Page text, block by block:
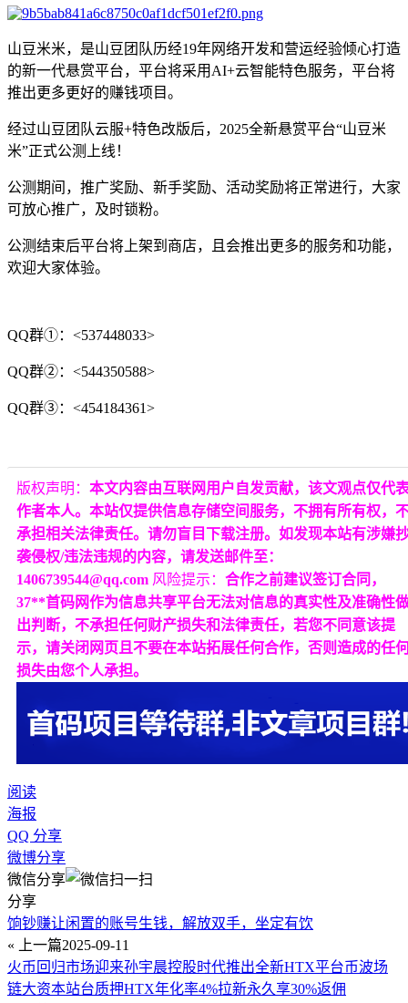
山豆米米，是山豆团队历经19年网络开发和营运经验倾心打造
的新一代悬赏平台，平台将采用AI+云智能特色服务，平台将
推出更多更好的赚钱项目。
经过山豆团队云服+特色改版后，2025全新悬赏平台“山豆米
米”正式公测上线！
公测期间，推广奖励、新手奖励、活动奖励将正常进行，大家
可放心推广，及时锁粉。
公测结束后平台将上架到商店，且会推出更多的服务和功能，
欢迎大家体验。
QQ群①：<537448033>
QQ群②：<544350588>
QQ群③：<454184361>
版权声明： 本文内容由互联网用户自发贡献，该文观点仅代
作者本人。本站仅提供信息存储空间服务，不拥有所有权，
承担相关法律责任。请勿盲目下载注册。如发现本站有涉嫌
袭侵权/违法违规的内容，请发送邮件至：
1406739544@qq.com 风险提示： 合作之前建议签订合同，
37**首码网作为信息共享平台无法对信息的真实性及准确性
出判断，不承担任何财产损失和法律责任，若您不同意该提
示，请关闭网页且不要在本站拓展任何合作，否则造成的任
损失由您个人承担。
阅读
海报
QQ 分享
微博分享
微信分享
分享
饷钞赚让闲置的账号生钱，解放双手，坐定有饮
« 上一篇2025-09-11
火币回归市场迎来孙宇晨控股时代推出全新HTX平台币波场
链大资本站台质押HTX年化率4%拉新永久享30%返佣